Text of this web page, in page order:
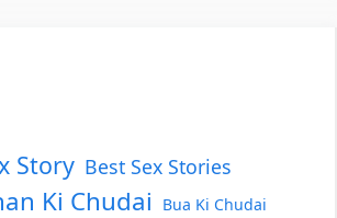
Story Best Sex Stories
Ki Chudai Bua Ki Chudai